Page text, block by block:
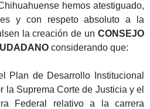
hemos atestiguado,
y con respeto absoluto a la
la creación de un CONSEJO
considerando que:
Plan de Desarrollo Institucional
la Suprema Corte de Justicia y el
Federal relativo a la carrera